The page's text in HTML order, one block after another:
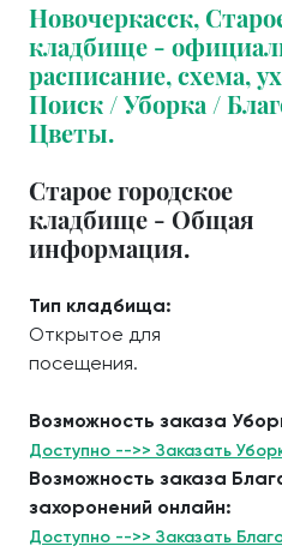
Новочеркасск,
кладбище -
расписание, схема,
Поиск / Уборка /
Цветы.
Старое городское
кладбище - Общая
информация.
Тип кладбища:
Открытое для
посещения.
Возможность заказа
Доступно -->> Заказать
Возможность заказа
захоронений онлайн:
Доступно -->> Заказать